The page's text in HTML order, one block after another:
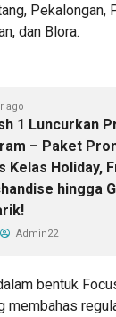
Pekalongan,
dan Blora.
ago
1 Luncurkan
– Paket
Kelas Holiday,
hingga
Admin22
bentuk
membahas